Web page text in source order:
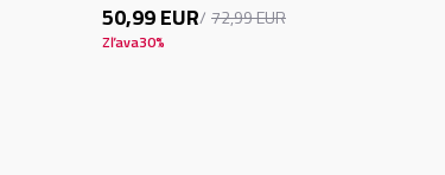
50,99EUR 72,99EUR
Zľava30%